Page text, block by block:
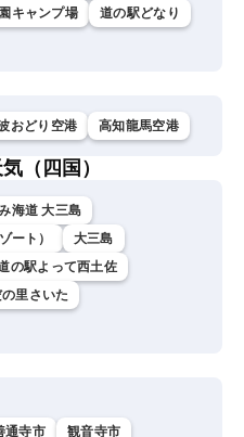
キャンプ場
道の駅どなり
おどり空港 高知龍馬空港
（四国）
海道 大三島
ート）
大三島
の駅よって西土佐
里さいた
通寺市 観音寺市